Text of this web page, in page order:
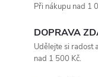
Při nákupu nad 1
DOPRAVA
Udělejte si radost
nad 1 500 Kč.